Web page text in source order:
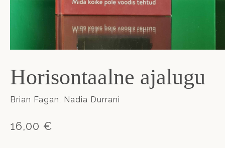
Horisontaalne ajalugu
Brian Fagan, Nadia Durrani
16,00 €